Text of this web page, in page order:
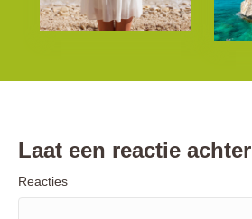
Laat een reactie achter
Reacties